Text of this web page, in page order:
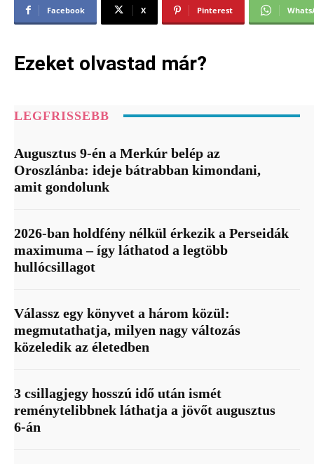
Facebook X Pinterest
Ezeket olvastad már?
LEGFRISSEBB
Augusztus 9-én a Merkúr belép az
Oroszlánba: ideje bátrabban kimondani,
amit gondolunk
2026-ban holdfény nélkül érkezik a Perseidák
maximuma – így láthatod a legtöbb
hullócsillagot
Válassz egy könyvet a három közül:
megmutathatja, milyen nagy változás
közeledik az életedben
3 csillagjegy hosszú idő után ismét
reménytelibbnek láthatja a jövőt augusztus
6-án